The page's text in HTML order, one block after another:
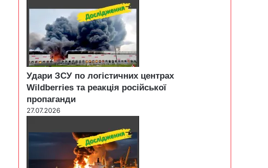
Удари ЗСУ по логістичних центрах
Wildberries та реакція російської
пропаганди
27.07.2026